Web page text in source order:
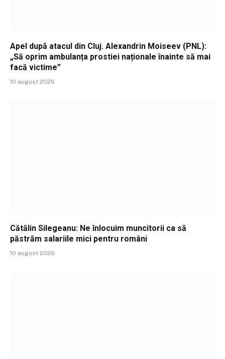
Apel după atacul din Cluj. Alexandrin Moiseev (PNL):
„Să oprim ambulanța prostiei naționale înainte să mai
facă victime”
10 august 2026
Cătălin Silegeanu: Ne înlocuim muncitorii ca să
păstrăm salariile mici pentru români
10 august 2026